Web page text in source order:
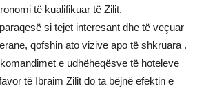
të kualifikuar të Zilit.
si tejet interesant dhe të veçuar
qofshin ato vizive apo të shkruara .
e udhëheqësve të hoteleve
të Ibraim Zilit do ta bëjnë efektin e